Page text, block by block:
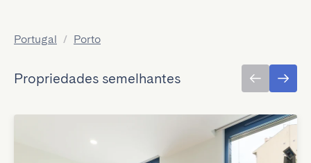
Portugal / Porto
Propriedades semelhantes